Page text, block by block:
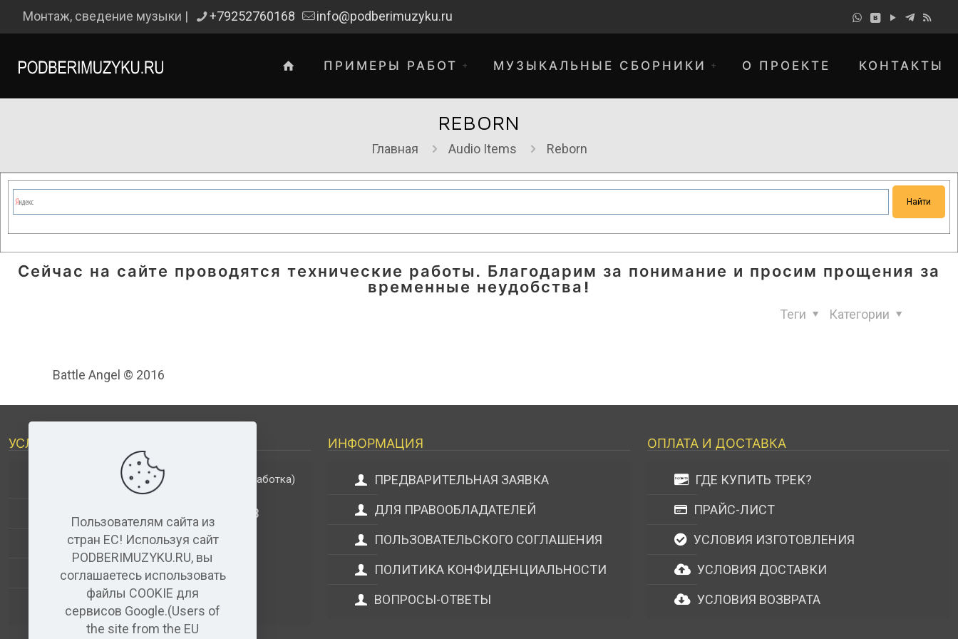
Монтаж, сведение музыки | +79252760168 info@podberimuzyku.ru
ПРИМЕРЫ РАБОТ МУЗЫКАЛЬНЫЕ СБОРНИКИ О ПРОЕКТЕ КОНТАКТЫ
REBORN
Главная Audio Items Reborn
Сейчас на сайте проводятся технические работы. Благодарим за понимание и просим прощения за
временные неудобства!
Категории
Теги
Battle Angel © 2016
УСЛУГИ
ДОПОЛНИТЕЛЬНЫЕ УСЛУГИ (обработка)
АНАЛИЗ МУЗЫКАЛЬНЫХ ТРЕКОВ
ВИДЕО+АУДИО
УСЛУГИ ЗВУКОЗАПИСИ
АУДИО РЕДАКТОР(бесплатный)
ИНФОРМАЦИЯ
ПРЕДВАРИТЕЛЬНАЯ ЗАЯВКА
ДЛЯ ПРАВООБЛАДАТЕЛЕЙ
ПОЛЬЗОВАТЕЛЬСКОГО СОГЛАШЕНИЯ
ПОЛИТИКА КОНФИДЕНЦИАЛЬНОСТИ
ВОПРОСЫ-ОТВЕТЫ
ОПЛАТА И ДОСТАВКА
ГДЕ КУПИТЬ ТРЕК?
ПРАЙС-ЛИСТ
УСЛОВИЯ ИЗГОТОВЛЕНИЯ
УСЛОВИЯ ДОСТАВКИ
УСЛОВИЯ ВОЗВРАТА
Пользователям сайта из
стран ЕС! Используя сайт
PODBERIMUZYKU.RU, вы
соглашаетесь использовать
файлы COOKIE для
сервисов Google.(Users of
the site from the EU